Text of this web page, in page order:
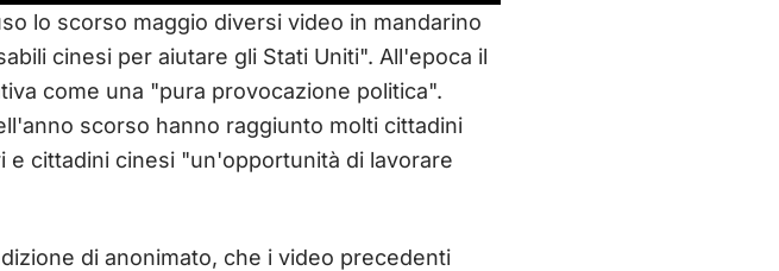
lo scorso maggio diversi video in mandarino
cinesi per aiutare gli Stati Uniti". All'epoca il
come una "pura provocazione politica".
scorso hanno raggiunto molti cittadini
cittadini cinesi "un'opportunità di lavorare
di anonimato, che i video precedenti